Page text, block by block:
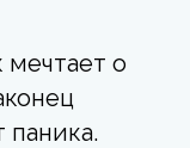
мечтает о
паника.